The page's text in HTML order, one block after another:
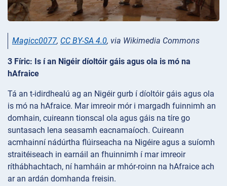
Magicc0077, CC BY-SA 4.0, via Wikimedia Commons
3 Fíric: Is í an Nigéir díoltóir gáis agus ola is mó na
hAfraice
Tá an t-idirdhealú ag an Nigéir gurb í díoltóir gáis agus ola
is mó na hAfraice. Mar imreoir mór i margadh fuinnimh an
domhain, cuireann tionscal ola agus gáis na tíre go
suntasach lena seasamh eacnamaíoch. Cuireann
acmhainní nádúrtha flúirseacha na Nigéire agus a suíomh
straitéiseach in earnáil an fhuinnimh í mar imreoir
ríthábhachtach, ní hamháin ar mhór-roinn na hAfraice ach
ar an ardán domhanda freisin.